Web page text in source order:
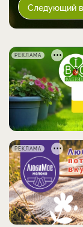
Следующий
РЕКЛАМА
РЕКЛАМА